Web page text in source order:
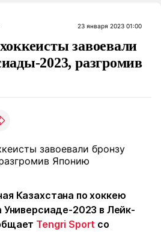
23 января 2023 01:00
завоевали
2023, разгромив
Казахстана по хоккею
Универсиаде-2023 в Лейк-
Tengri Sport со